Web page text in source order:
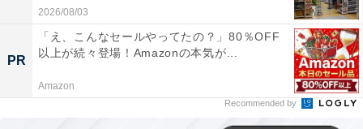
2026/08/03
PR
「え、こんなセールやってたの？」80％OFF
以上が続々登場！Amazonの本気が...
Amazon
Recommended by